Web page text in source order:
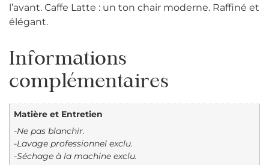
l’avant. Caffe Latte : un ton chair moderne. Raffiné et
élégant.
Informations
complémentaires
Matière et Entretien
-Ne pas blanchir.
-Lavage professionnel exclu.
-Séchage à la machine exclu.